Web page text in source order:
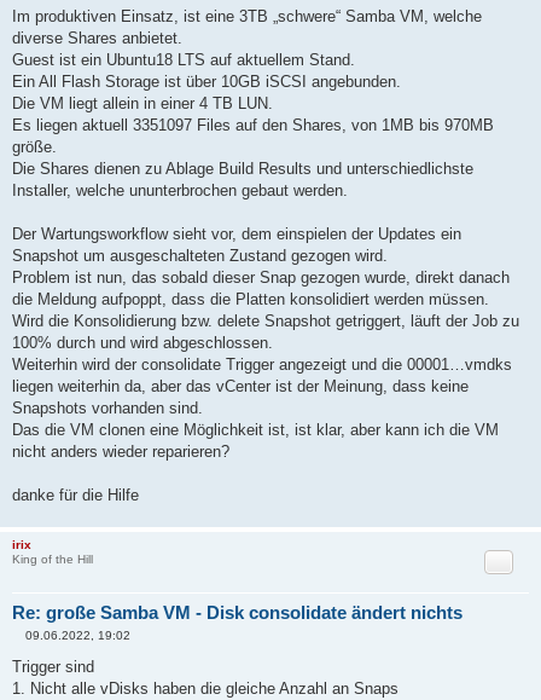
a
g
Im produktiven Einsatz, ist eine 3TB „schwere“ Samba VM, welche
diverse Shares anbietet.
Guest ist ein Ubuntu18 LTS auf aktuellem Stand.
Ein All Flash Storage ist über 10GB iSCSI angebunden.
Die VM liegt allein in einer 4 TB LUN.
Es liegen aktuell 3351097 Files auf den Shares, von 1MB bis 970MB
größe.
Die Shares dienen zu Ablage Build Results und unterschiedlichste
Installer, welche ununterbrochen gebaut werden.
Der Wartungsworkflow sieht vor, dem einspielen der Updates ein
Snapshot um ausgeschalteten Zustand gezogen wird.
Problem ist nun, das sobald dieser Snap gezogen wurde, direkt danach
die Meldung aufpoppt, dass die Platten konsolidiert werden müssen.
Wird die Konsolidierung bzw. delete Snapshot getriggert, läuft der Job zu
100% durch und wird abgeschlossen.
Weiterhin wird der consolidate Trigger angezeigt und die 00001…vmdks
liegen weiterhin da, aber das vCenter ist der Meinung, dass keine
Snapshots vorhanden sind.
Das die VM clonen eine Möglichkeit ist, ist klar, aber kann ich die VM
nicht anders wieder reparieren?
danke für die Hilfe
irix
King of the Hill
Re: große Samba VM - Disk consolidate ändert nichts
Zitat
e
i
09.06.2022, 19:02
Trigger sind
1. Nicht alle vDisks haben die gleiche Anzahl an Snaps